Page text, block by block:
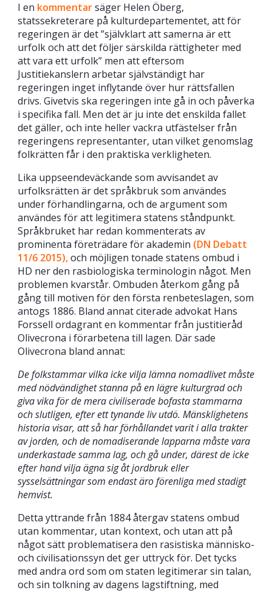
I en kommentarsäger Helen Öberg,
statssekreterare på kulturdepartementet, att för
regeringen är det ”självklart att samerna är ett
urfolk och att det följer särskilda rättigheter med
att vara ett urfolk” men att eftersom
Justitiekanslern arbetar självständigt har
regeringen inget inflytande över hur rättsfallen
drivs. Givetvis ska regeringen inte gå in och påverka
i specifika fall. Men det är ju inte det enskilda fallet
det gäller, och inte heller vackra utfästelser från
regeringens representanter, utan vilket genomslag
folkrätten får i den praktiska verkligheten.
Lika uppseendeväckande som avvisandet av
urfolksrätten är det språkbruk som användes
under förhandlingarna, och de argument som
användes för att legitimera statens ståndpunkt.
Språkbruket har redan kommenterats av
prominenta företrädare för akademin (DN Debatt
11/6 2015),och möjligen tonade statens ombud i
HD ner den rasbiologiska terminologin något. Men
problemen kvarstår. Ombuden återkom gång på
gång till motiven för den första renbeteslagen, som
antogs 1886. Bland annat citerade advokat Hans
Forssell ordagrant en kommentar från justitieråd
Olivecrona i förarbetena till lagen. Där sade
Olivecrona bland annat:
De folkstammar vilka icke vilja lämna nomadlivet måste
med nödvändighet stanna på en lägre kulturgrad och
giva vika för de mera civiliserade bofasta stammarna
och slutligen, efter ett tynande liv utdö. Mänsklighetens
historia visar, att så har förhållandet varit i alla trakter
av jorden, och de nomadiserande lapparna måste vara
underkastade samma lag, och gå under, därest de icke
efter hand vilja ägna sig åt jordbruk eller
sysselsättningar som endast äro förenliga med stadigt
hemvist.
Detta yttrande från 1884 återgav statens ombud
utan kommentar, utan kontext, och utan att på
något sätt problematisera den rasistiska människo-
och civilisationssyn det ger uttryck för. Det tycks
med andra ord som om staten legitimerar sin talan,
och sin tolkning av dagens lagstiftning, med